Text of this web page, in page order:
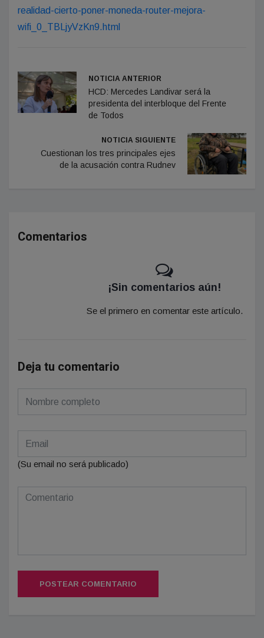
realidad-cierto-poner-moneda-router-mejora-
wifi_0_TBLjyVzKn9.html
NOTICIA ANTERIOR
HCD: Mercedes Landivar será la
presidenta del interbloque del Frente
de Todos
NOTICIA SIGUIENTE
Cuestionan los tres principales ejes
de la acusación contra Rudnev
Comentarios
¡Sin comentarios aún!
Se el primero en comentar este artículo.
Deja tu comentario
(Su email no será publicado)
POSTEAR COMENTARIO